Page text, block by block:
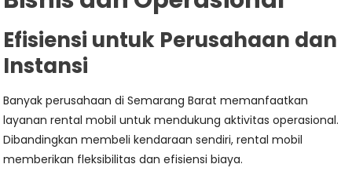
Efisiensi untuk Perusahaan dan
Instansi
Banyak perusahaan di Semarang Barat memanfaatkan
layanan rental mobil untuk mendukung aktivitas operasional.
Dibandingkan membeli kendaraan sendiri, rental mobil
memberikan fleksibilitas dan efisiensi biaya.